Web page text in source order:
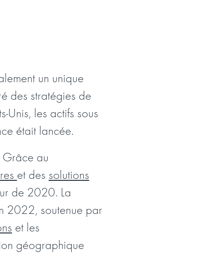
un unique
des stratégies de
Unis, les actifs sous
était lancée.
Grâce au
et des solutions
de 2020. La
2022, soutenue par
et les
géographique